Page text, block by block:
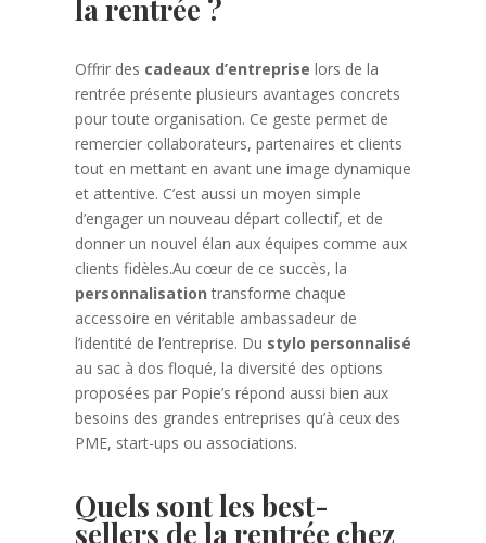
la rentrée ?
Offrir des cadeaux d’entreprise lors de la
rentrée présente plusieurs avantages concrets
pour toute organisation. Ce geste permet de
remercier collaborateurs, partenaires et clients
tout en mettant en avant une image dynamique
et attentive. C’est aussi un moyen simple
d’engager un nouveau départ collectif, et de
donner un nouvel élan aux équipes comme aux
clients fidèles.Au cœur de ce succès, la
personnalisation transforme chaque
accessoire en véritable ambassadeur de
l’identité de l’entreprise. Du stylo personnalisé
au sac à dos floqué, la diversité des options
proposées par Popie’s répond aussi bien aux
besoins des grandes entreprises qu’à ceux des
PME, start-ups ou associations.
Quels sont les best-
sellers de la rentrée chez